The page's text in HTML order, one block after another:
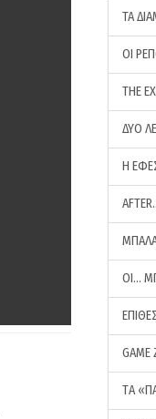
ΤΑ
ΟΙ
THE
ΔΥΟ
Η
ΟΙ…
GAME
ΤA